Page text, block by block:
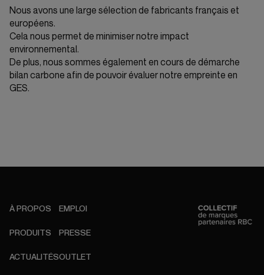
Nous avons une large sélection de fabricants français et
européens.
Cela nous permet de minimiser notre impact
environnemental.
De plus, nous sommes également en cours de démarche
bilan carbone afin de pouvoir évaluer notre empreinte en
GES.
À PROPOS
PRODUITS
ACTUALITÉS
EMPLOI
PRESSE
OUTLET